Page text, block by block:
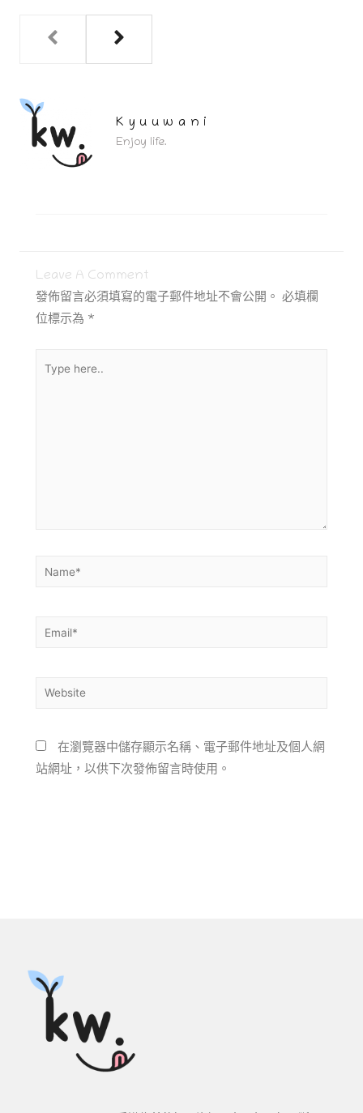
Kyuuwani
Enjoy life.
Leave A Comment
發佈留言必須填寫的電子郵件地址不會公開。 必填欄
位標示為 *
在瀏覽器中儲存顯示名稱、電子郵件地址及個人網
站網址，以供下次發佈留言時使用。